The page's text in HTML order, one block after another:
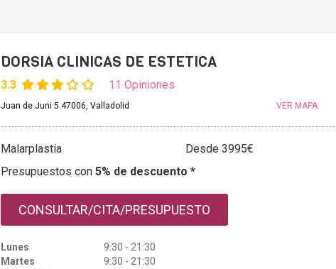
DORSIA CLINICAS DE ESTETICA
3.3 11 Opiniones
Juan de Juni 5 47006, Valladolid VER MAPA
Malarplastia
Desde 3995€
Presupuestos con 5% de descuento *
CONSULTAR/CITA/PRESUPUESTO
Lunes
9:30 - 21:30
Martes
9:30 - 21:30